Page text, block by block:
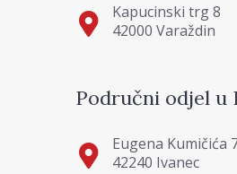
Kapucinski trg 8
42000 Varaždin
Područni odjel u
Eugena Kumičića
42240 Ivanec